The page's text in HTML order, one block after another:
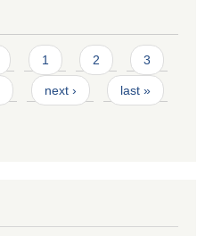
1 2 3
next › last »